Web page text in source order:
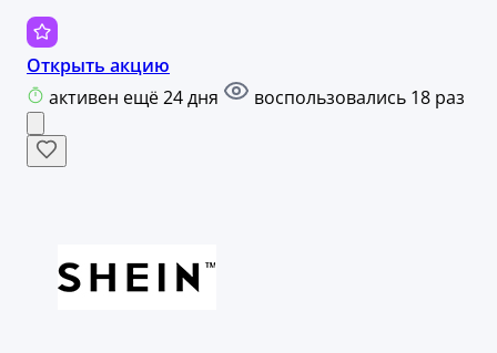
Открыть акцию
активен ещё 24 дня
воспользовались 18 раз